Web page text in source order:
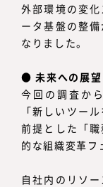
外部環境の変
ータ基盤の整
なりました。
● 未来への展望
今回の調査か
「新しいツー
前提とした「
的な組織変革フ
自社内のリソ